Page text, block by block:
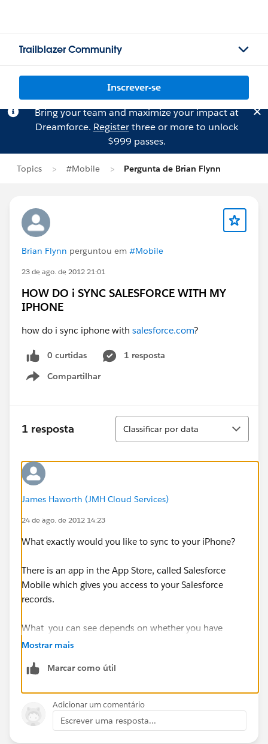
Trailblazer Community
Inscrever-se
Bring your team and maximize your impact at
Dreamforce. Registerthree or more to unlock
$999 passes.
Topics #Mobile Pergunta de Brian Flynn
Brian Flynn perguntou em #Mobile
23 de ago. de 2012 21:01
HOW DO i SYNC SALESFORCE WITH MY
IPHONE
how do i sync iphone with salesforce.com?
0 curtidas
1 resposta
Compartilhar
Show menu
1 resposta
Classificar
Classificar por data
James Haworth (JMH Cloud Services)
24 de ago. de 2012 14:23
What exactly would you like to sync to your iPhone?
There is an app in the App Store, called Salesforce
Mobile which gives you access to your Salesforce
records.
What you can see depends on whether you have
Mobile or Mobile Lite... a full comparison is available
orcemobile/comparison/
Mostrar mais
Marcar como útil
Adicionar um comentário
Escrever uma resposta...